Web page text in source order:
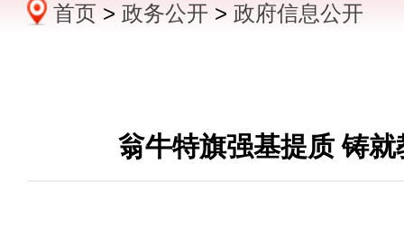
办事服务 政民互动 数据发
首页 > 政务公开 > 政府信息公开
翁牛特旗强基提质 铸